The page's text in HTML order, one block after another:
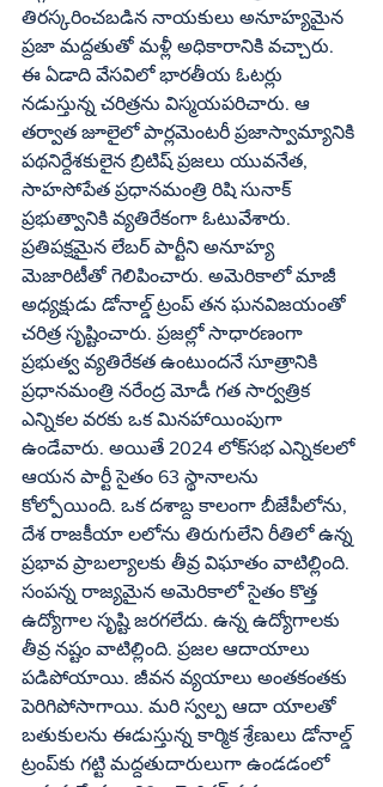
తిరస్కరించబడిన నాయకులు అనూహ్యమైన
ప్రజా మద్దతుతో మళ్లీ అధికారానికి వచ్చారు.
ఈ ఏడాది వేసవిలో భారతీయ ఓటర్లు
నడుస్తున్న చరిత్రను విస్మయపరిచారు. ఆ
తర్వాత జూలైలో పార్లమెంటరీ ప్రజాస్వామ్యానికి
పథనిర్దేశకులైన బ్రిటిష్‌ ప్రజలు యువనేత,
సాహసోపేత ప్రధానమంత్రి రిషి సునాక్‌
ప్రభుత్వానికి వ్యతిరేకంగా ఓటువేశారు.
ప్రతిపక్షమైన లేబర్‌ పార్టీని అనూహ్య
మెజారిటీతో గెలిపించారు. అమెరికాలో మాజీ
అధ్యక్షుడు డోనాల్డ్‌ ట్రంప్‌ తన ఘనవిజయంతో
చరిత్ర సృష్టించారు. ప్రజల్లో సాధారణంగా
ప్రభుత్వ వ్యతిరేకత ఉంటుందనే సూత్రానికి
ప్రధానమంత్రి నరేంద్ర మోడీ గత సార్వత్రిక
ఎన్నికల వరకు ఒక మినహాయింపుగా
ఉండేవారు. అయితే 2024 లోక్‌సభ ఎన్నికలలో
ఆయన పార్టీ సైతం 63 స్థానాలను
కోల్పోయింది. ఒక దశాబ్ద కాలంగా బీజేపీలోను,
దేశ రాజకీయా లలోను తిరుగులేని రీతిలో ఉన్న
ప్రభావ ప్రాబల్యాలకు తీవ్ర విఘాతం వాటిల్లింది.
సంపన్న రాజ్యమైన అమెరికాలో సైతం కొత్త
ఉద్యోగాల సృష్టి జరగలేదు. ఉన్న ఉద్యోగాలకు
తీవ్ర నష్టం వాటిల్లింది. ప్రజల ఆదాయాలు
పడిపోయాయి. జీవన వ్యయాలు అంతకంతకు
పెరిగిపోసాగాయి. మరి స్వల్ప ఆదా యాలతో
బతుకులను ఈడుస్తున్న కార్మిక శ్రేణులు డోనాల్డ్‌
ట్రంప్‌కు గట్టి మద్దతుదారులుగా ఉండడంలో